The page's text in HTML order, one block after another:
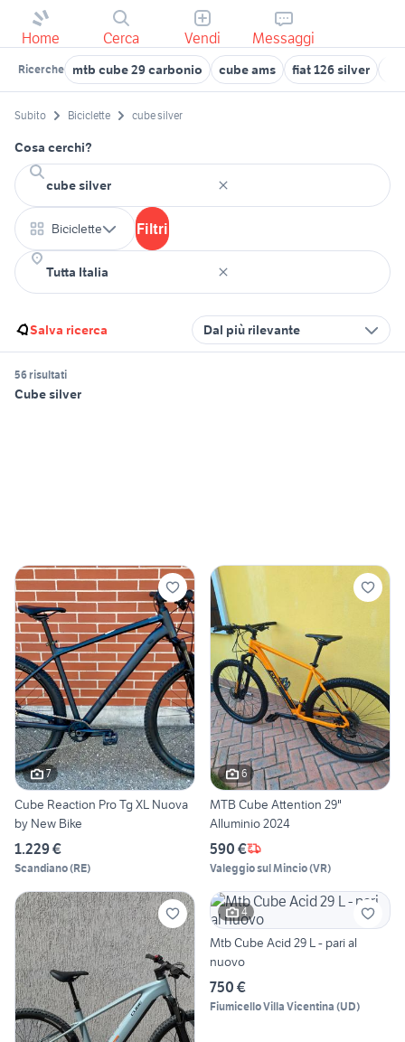
Home Cerca Vendi Messaggi
Ricerche mtb cube 29 carbonio cube ams fiat 126 silver
Subito Biciclette cube silver
Cosa cerchi?
Biciclette Filtri
Salva ricerca Dal più rilevante
56 risultati
Cube silver
7
Cube Reaction Pro Tg XL Nuova
by New Bike
1.229 €
Scandiano(RE)
6
MTB Cube Attention 29"
Alluminio 2024
590 €
Valeggio sul Mincio(VR)
4
Mtb Cube Acid 29 L - pari al
nuovo
750 €
Fiumicello Villa Vicentina (UD)